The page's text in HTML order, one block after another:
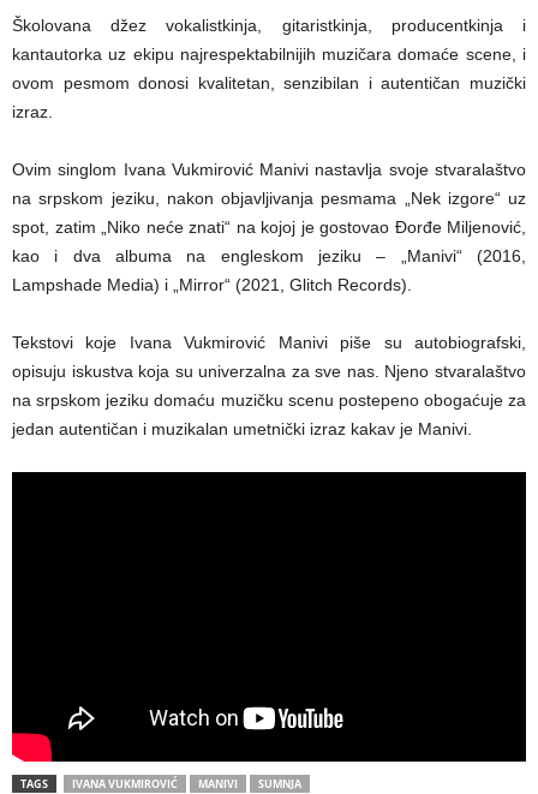
Školovana džez vokalistkinja, gitaristkinja, producentkinja i
kantautorka uz ekipu najrespektabilnijih muzičara domaće scene, i
ovom pesmom donosi kvalitetan, senzibilan i autentičan muzički
izraz.
Ovim singlom Ivana Vukmirović Manivi nastavlja svoje stvaralaštvo
na srpskom jeziku, nakon objavljivanja pesmama „Nek izgore“ uz
spot, zatim „Niko neće znati“ na kojoj je gostovao Đorđe Miljenović,
kao i dva albuma na engleskom jeziku – „Manivi“ (2016,
Lampshade Media) i „Mirror“ (2021, Glitch Records).
Tekstovi koje Ivana Vukmirović Manivi piše su autobiografski,
opisuju iskustva koja su univerzalna za sve nas. Njeno stvaralaštvo
na srpskom jeziku domaću muzičku scenu postepeno obogaćuje za
jedan autentičan i muzikalan umetnički izraz kakav je Manivi.
TAGS IVANA VUKMIROVIĆ MANIVI SUMNJA